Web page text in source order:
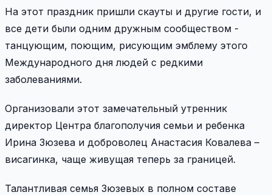
На этот праздник пришли скауты и другие гости, и
все дети были одним дружным сообществом -
танцующим, поющим, рисующим эмблему этого
Международного дня людей с редкими
заболеваниями.
Организовали этот замечательный утренник
директор Центра благополучия семьи и ребенка
Ирина Зюзева и доброволец Анастасия Ковалева –
висагинка, чаще живущая теперь за границей.
Талантливая семья Зюзевых в полном составе